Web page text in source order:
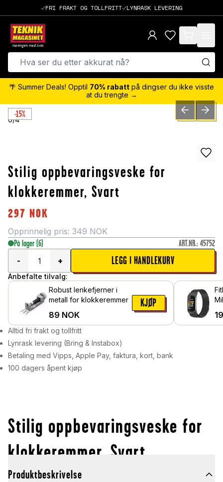
FRI FRAKT OG TOLLFRITT LYNRASK LEVERING
items in cart,
🌴 Summer Deals! Opptil 70% rabatt på dingser du ikke visste
at du trengte →
-15%
0/4 PREVIOUSNEXT
Stilig oppbevaringsveske for
klokkeremmer, Svart
297 NOK
Opprinnelig pris: 349 NOK
På lager (6) ART.NR.: 45752
-
+ LEGG I HANDLEKURV
Anbefalte tilvalg:
Robust lenkefjerner i
metall for klokkeremmer
89 NOK
KJØP
Alltid fri frakt og tollfritt
Lynrask levering (Bring & Instabox)
Betaling med Vipps, Apple Pay, faktura, kort, bank
100 dagers åpent kjøp
Stilig oppbevaringsveske for
klokkeremmer, Svart
Produktbeskrivelse